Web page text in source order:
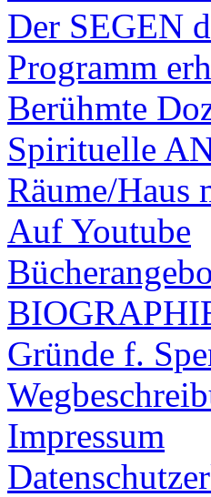
Der SEGEN
Programm
Berühmte
Spirituelle
Räume/Haus
Auf Youtube
Gründe f.
Impressum